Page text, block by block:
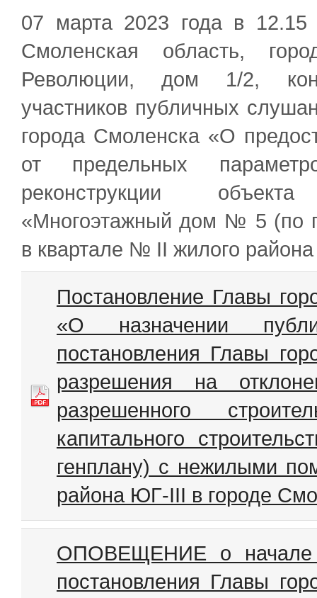
07 марта 2023 года в 12.15
Смоленская область,
Революции, дом 1/2,
участников публичных
города Смоленска «О
от предельных
реконструкции
«Многоэтажный дом № 5 (по
в квартале № II жилого
Постановление Главы
«О назначении
постановления Главы
разрешения на
разрешенного
капитального
генплану) с нежилыми
района ЮГ-III в городе
ОПОВЕЩЕНИЕ о начале
постановления Главы